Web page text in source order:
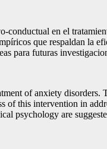
en el
que respaldan la
para futuras
of anxiety
this intervention in
psychology are